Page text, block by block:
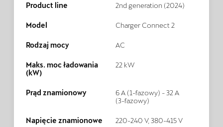
Product line 2nd generation (2024)
Model Charger Connect 2
Rodzaj mocy AC
Maks. moc ładowania
(kW)
22 kW
Prąd znamionowy
6 A (1-fazowy) - 32 A
(3-fazowy)
Napięcie znamionowe 220-240 V, 380-415 V